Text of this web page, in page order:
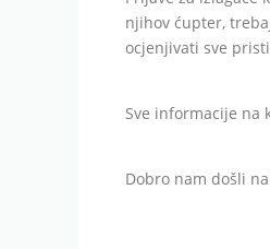
njihov ćupter,
ocjenjivati sve
Sve informacije na
Dobro nam došli